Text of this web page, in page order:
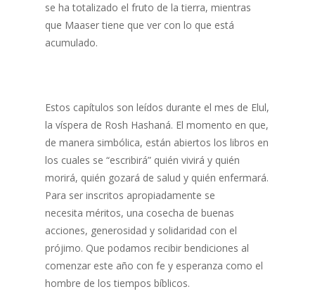
se ha totalizado el fruto de la tierra, mientras
que Maaser tiene que ver con lo que está
acumulado.
Estos capítulos son leídos durante el mes de Elul,
la víspera de Rosh Hashaná. El momento en que,
de manera simbólica, están abiertos los libros en
los cuales se “escribirá” quién vivirá y quién
morirá, quién gozará de salud y quién enfermará.
Para ser inscritos apropiadamente se
necesita méritos, una cosecha de buenas
acciones, generosidad y solidaridad con el
prójimo. Que podamos recibir bendiciones al
comenzar este año con fe y esperanza como el
hombre de los tiempos bíblicos.